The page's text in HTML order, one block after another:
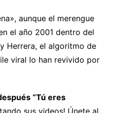
aunque el merengue
el año 2001 dentro del
Herrera, el algoritmo de
viral lo han revivido por
“Tú eres
sus videos! Únete al